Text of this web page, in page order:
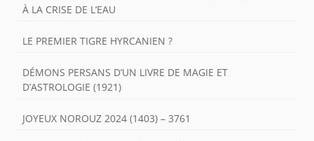
À LA CRISE DE L’EAU
LE PREMIER TIGRE HYRCANIEN ?
DÉMONS PERSANS D’UN LIVRE DE MAGIE ET
D’ASTROLOGIE (1921)
JOYEUX NOROUZ 2024 (1403) – 3761